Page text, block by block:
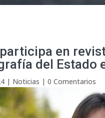
en
del Estado
| Noticias |0 Comentarios